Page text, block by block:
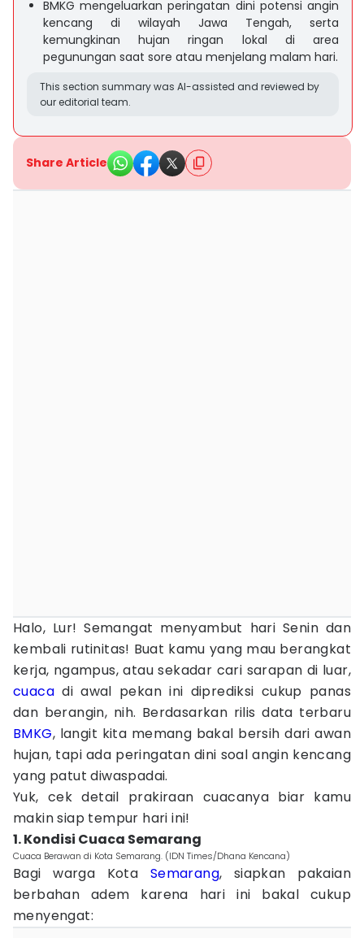
BMKG mengeluarkan peringatan dini potensi angin
kencang di wilayah Jawa Tengah, serta
kemungkinan hujan ringan lokal di area
pegunungan saat sore atau menjelang malam hari.
This section summary was AI-assisted and reviewed by
our editorial team.
Share Article
Halo, Lur! Semangat menyambut hari Senin dan
kembali rutinitas! Buat kamu yang mau berangkat
kerja, ngampus, atau sekadar cari sarapan di luar,
cuaca di awal pekan ini diprediksi cukup panas
dan berangin, nih. Berdasarkan rilis data terbaru
BMKG, langit kita memang bakal bersih dari awan
hujan, tapi ada peringatan dini soal angin kencang
yang patut diwaspadai.
Yuk, cek detail prakiraan cuacanya biar kamu
makin siap tempur hari ini!
1. Kondisi Cuaca Semarang
Cuaca Berawan di Kota Semarang. (IDN Times/Dhana Kencana)
Bagi warga Kota Semarang, siapkan pakaian
berbahan adem karena hari ini bakal cukup
menyengat: